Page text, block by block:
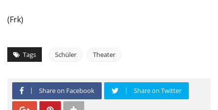
(Frk)
Tags Schüler Theater
Share on Facebook Share on Twitter